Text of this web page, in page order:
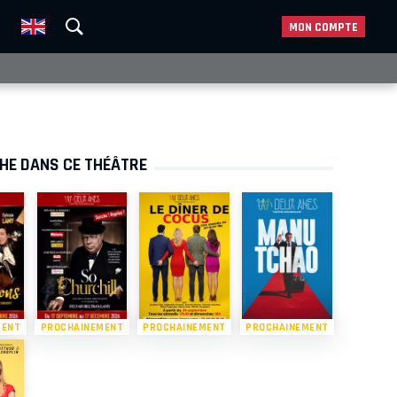
MON COMPTE
DANS CE THÉÂTRE
PROCHAINEMENT PROCHAINEMENT PROCHAINEMENT